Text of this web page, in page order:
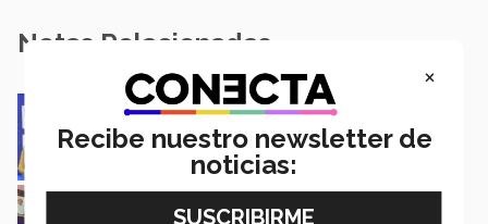
Notas Relacionadas
Impacto y legado: Marcela Velasco, ganadora
del Premio Mérito EXATEC
Guillermo Solorio
Docencia con propósito: la historia de Debbie
Hernández
×
Recibe nuestro newsletter de
noticias: